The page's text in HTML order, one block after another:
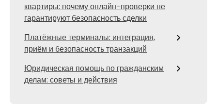
квартиры: почему онлайн-проверки не
гарантируют безопасность сделки
Платёжные терминалы: интеграция,
приём и безопасность транзакций
Юридическая помощь по гражданским
делам: советы и действия